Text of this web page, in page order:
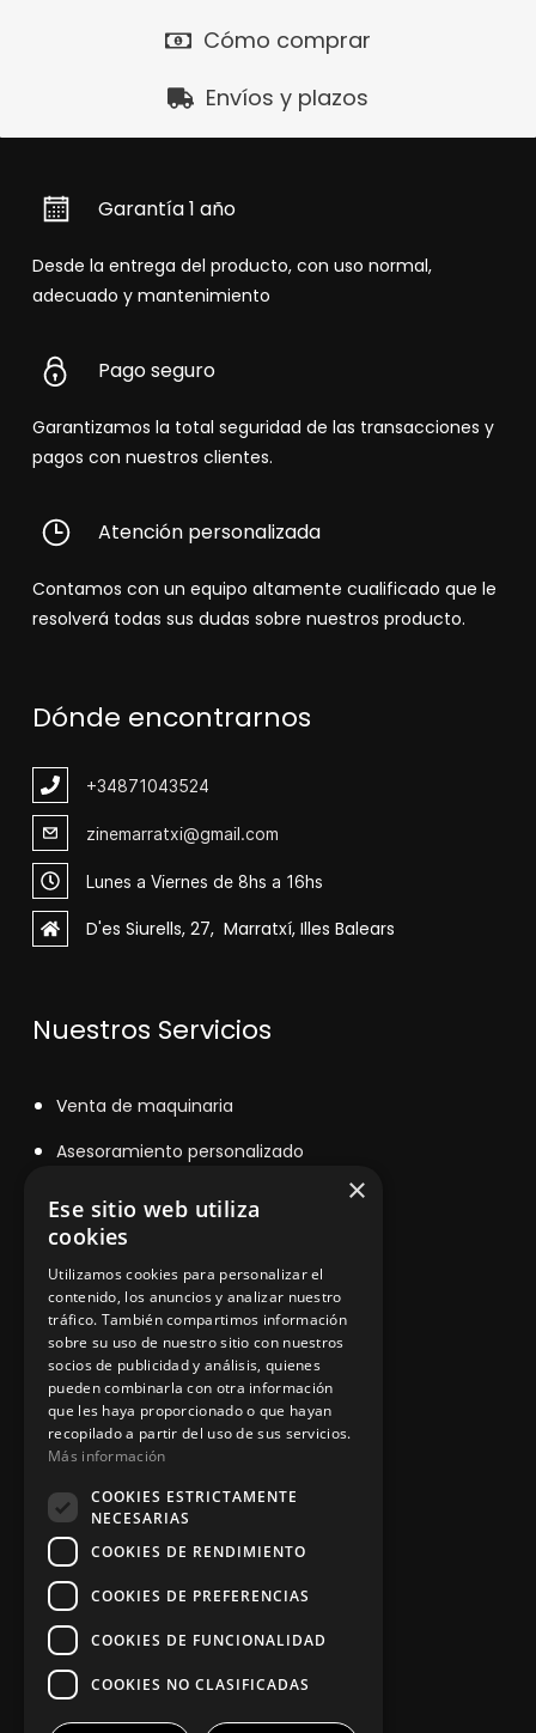
Cómo comprar
Envíos y plazos
Garantía 1 año
Desde la entrega del producto, con uso normal,
adecuado y mantenimiento
Pago seguro
Garantizamos la total seguridad de las transacciones y
pagos con nuestros clientes.
Atención personalizada
Contamos con un equipo altamente cualificado que le
resolverá todas sus dudas sobre nuestros producto.
Dónde encontrarnos
+34871043524
zinemarratxi@gmail.com
Lunes a Viernes de 8hs a 16hs
D'es Siurells, 27, Marratxí, Illes Balears
Nuestros Servicios
Venta de maquinaria
Asesoramiento personalizado
Instalación y reparación
Contacto
Información legal
Política de privacidad
App Zine Hostelería
×
Ese sitio web utiliza
cookies
Utilizamos cookies para personalizar el
contenido, los anuncios y analizar nuestro
tráfico. También compartimos información
sobre su uso de nuestro sitio con nuestros
socios de publicidad y análisis, quienes
pueden combinarla con otra información
que les haya proporcionado o que hayan
recopilado a partir del uso de sus servicios.
Más información
COOKIES ESTRICTAMENTE
NECESARIAS
COOKIES DE RENDIMIENTO
COOKIES DE PREFERENCIAS
COOKIES DE FUNCIONALIDAD
COOKIES NO CLASIFICADAS